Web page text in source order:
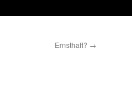
Ernsthaft? →